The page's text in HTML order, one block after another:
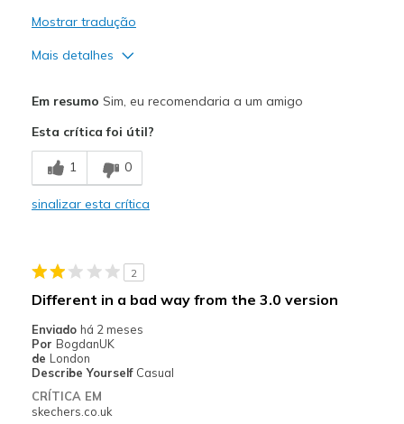
Mostrar tradução
Mais detalhes
Durable
Stylish
Feels true to size
View On Shoes
Em resumo Sim, eu recomendaria a um amigo
Esta crítica foi útil?
1 0
sinalizar esta crítica
2
Different in a bad way from the 3.0 version
Enviado há 2 meses
Por BogdanUK
de London
Describe Yourself Casual
CRÍTICA EM
skechers.co.uk